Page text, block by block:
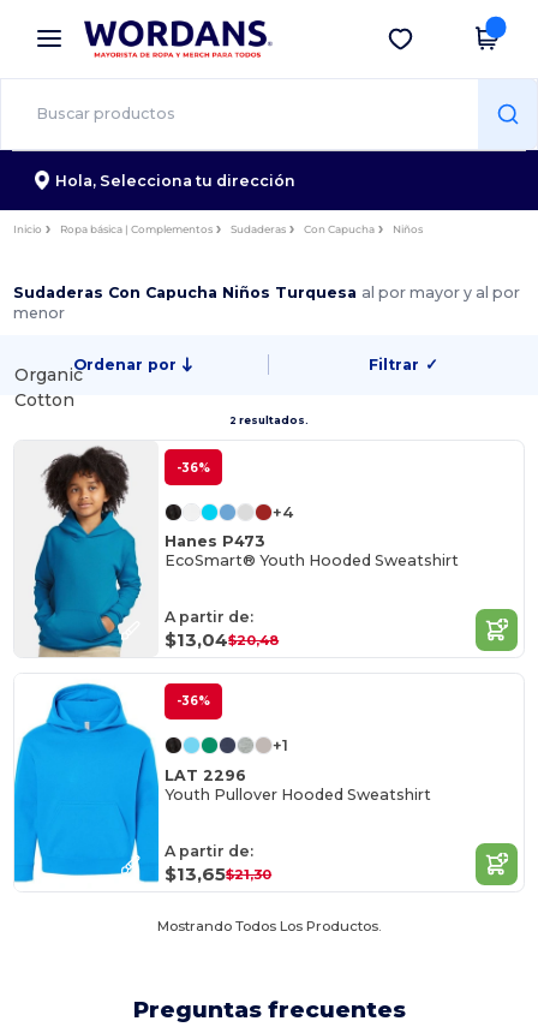
× App de Wordans
¡Mejores precios en app!
Descargar app
Hola, Selecciona tu dirección
Inicio Ropa básica | Complementos Sudaderas Con Capucha Niños
Sudaderas Con Capucha Niños Turquesa al por mayor y al por
menor
Ordenar por Filtrar ✓
2 resultados.
Organic
Cotton
-36%
+4
Hanes P473
EcoSmart® Youth Hooded Sweatshirt
A partir de:
$13,04$20,48
-36%
+1
LAT 2296
Youth Pullover Hooded Sweatshirt
A partir de:
$13,65$21,30
Mostrando Todos Los Productos.
Preguntas frecuentes